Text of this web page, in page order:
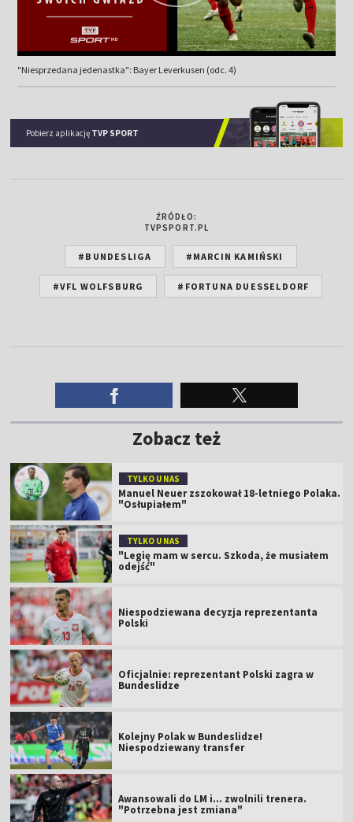
"Niesprzedana jedenastka": Bayer Leverkusen (odc. 4)
Pobierz aplikację TVP SPORT
ŹRÓDŁO:
TVPSPORT.PL
#BUNDESLIGA #MARCIN KAMIŃSKI
#VFL WOLFSBURG #FORTUNA DUESSELDORF
Zobacz też
TYLKO U NAS
Manuel Neuer zszokował 18-letniego Polaka.
"Osłupiałem"
TYLKO U NAS
"Legię mam w sercu. Szkoda, że musiałem
odejść"
Niespodziewana decyzja reprezentanta
Polski
Oficjalnie: reprezentant Polski zagra w
Bundeslidze
Kolejny Polak w Bundeslidze!
Niespodziewany transfer
Awansowali do LM i... zwolnili trenera.
"Potrzebna jest zmiana"